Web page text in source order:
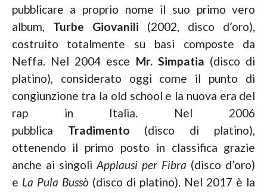
pubblicare a proprio nome il suo primo vero
album, Turbe Giovanili (2002, disco d’oro),
costruito totalmente su basi composte da
Neffa. Nel 2004 esce Mr. Simpatia (disco di
platino), considerato oggi come il punto di
congiunzione tra la old school e la nuova era del
rap in Italia. Nel 2006
pubblica Tradimento (disco di platino),
ottenendo il primo posto in classifica grazie
anche ai singoli Applausi per Fibra (disco d’oro)
e La Pula Bussò (disco di platino). Nel 2017 è la